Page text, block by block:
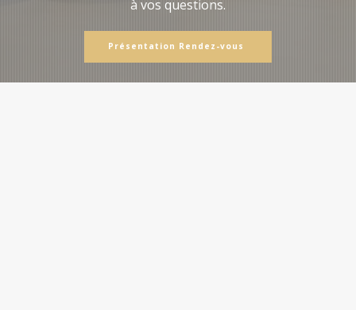
à vos questions.
Présentation Rendez-vous